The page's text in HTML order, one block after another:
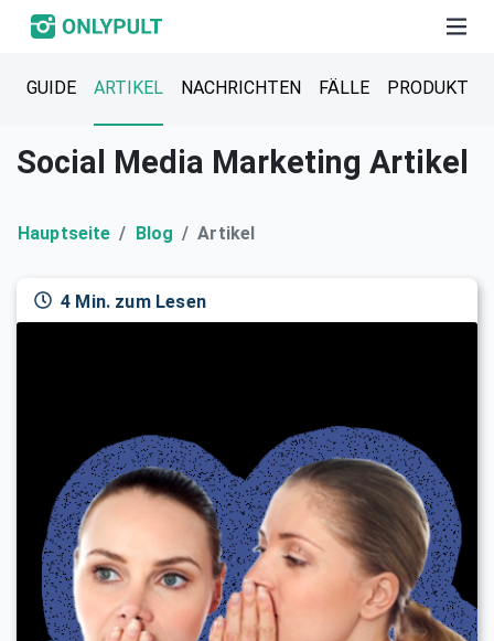
GUIDE ARTIKEL NACHRICHTEN FÄLLE PRODUKT
Social Media Marketing Artikel
Hauptseite Blog Artikel
4 Min. zum Lesen